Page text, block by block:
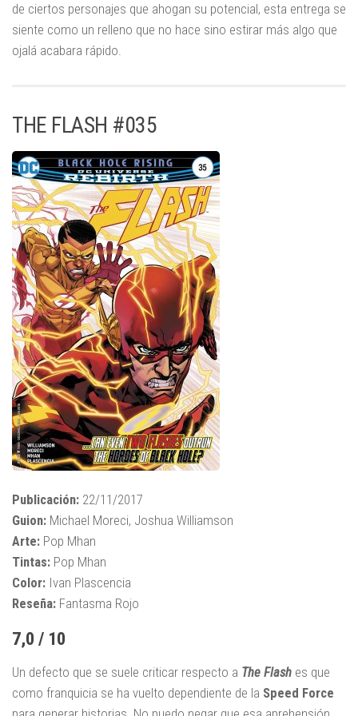
de ciertos personajes que ahogan su potencial, esta entrega se
siente como un relleno que no hace sino estirar más algo que
ojalá acabara rápido.
THE FLASH #035
Publicación: 22/11/2017
Guion: Michael Moreci, Joshua Williamson
Arte: Pop Mhan
Tintas: Pop Mhan
Color: Ivan Plascencia
Reseña: Fantasma Rojo
7,0 / 10
Un defecto que se suele criticar respecto a The Flash es que
como franquicia se ha vuelto dependiente de la Speed Force